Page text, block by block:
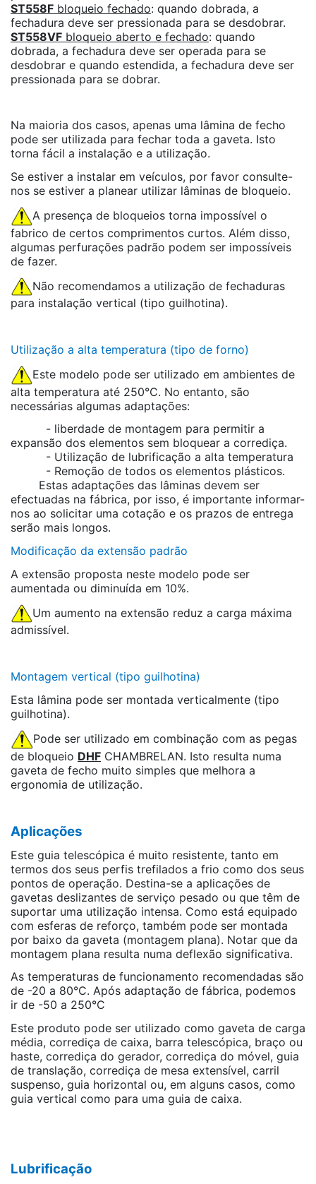
ST558F bloqueio fechado: quando dobrada, a
fechadura deve ser pressionada para se desdobrar.
ST558VF bloqueio aberto e fechado: quando
dobrada, a fechadura deve ser operada para se
desdobrar e quando estendida, a fechadura deve ser
pressionada para se dobrar.
Na maioria dos casos, apenas uma lâmina de fecho
pode ser utilizada para fechar toda a gaveta. Isto
torna fácil a instalação e a utilização.
Se estiver a instalar em veículos, por favor consulte-
nos se estiver a planear utilizar lâminas de bloqueio.
A presença de bloqueios torna impossível o
fabrico de certos comprimentos curtos. Além disso,
algumas perfurações padrão podem ser impossíveis
de fazer.
Não recomendamos a utilização de fechaduras
para instalação vertical (tipo guilhotina).
Utilização a alta temperatura (tipo de forno)
Este modelo pode ser utilizado em ambientes de
alta temperatura até 250°C. No entanto, são
necessárias algumas adaptações:
- liberdade de montagem para permitir a
expansão dos elementos sem bloquear a corrediça.
- Utilização de lubrificação a alta temperatura
- Remoção de todos os elementos plásticos.
Estas adaptações das lâminas devem ser
efectuadas na fábrica, por isso, é importante informar-
nos ao solicitar uma cotação e os prazos de entrega
serão mais longos.
Modificação da extensão padrão
A extensão proposta neste modelo pode ser
aumentada ou diminuída em 10%.
Um aumento na extensão reduz a carga máxima
admissível.
Montagem vertical (tipo guilhotina)
Esta lâmina pode ser montada verticalmente (tipo
guilhotina).
Pode ser utilizado em combinação com as pegas
de bloqueio DHF CHAMBRELAN. Isto resulta numa
gaveta de fecho muito simples que melhora a
ergonomia de utilização.
Aplicações
Este guia telescópica é muito resistente, tanto em
termos dos seus perfis trefilados a frio como dos seus
pontos de operação. Destina-se a aplicações de
gavetas deslizantes de serviço pesado ou que têm de
suportar uma utilização intensa. Como está equipado
com esferas de reforço, também pode ser montada
por baixo da gaveta (montagem plana). Notar que da
montagem plana resulta numa deflexão significativa.
As temperaturas de funcionamento recomendadas são
de -20 a 80°C. Após adaptação de fábrica, podemos
ir de -50 a 250°C
Este produto pode ser utilizado como gaveta de carga
média, corrediça de caixa, barra telescópica, braço ou
haste, corrediça do gerador, corrediça do móvel, guia
de translação, corrediça de mesa extensível, carril
suspenso, guia horizontal ou, em alguns casos, como
guia vertical como para uma guia de caixa.
Lubrificação